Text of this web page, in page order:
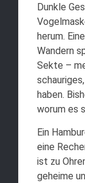
Dunkle
herum.
Wandern
Sekte –
haben.
worum es
Ein
eine
ist zu
geheime